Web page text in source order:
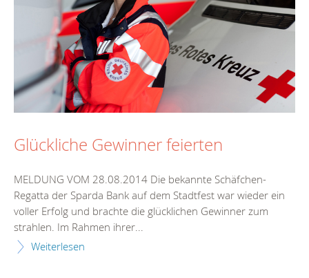
Glückliche Gewinner feierten
MELDUNG VOM 28.08.2014 Die bekannte Schäfchen-
Regatta der Sparda Bank auf dem Stadtfest war wieder ein
voller Erfolg und brachte die glücklichen Gewinner zum
strahlen. Im Rahmen ihrer...
Weiterlesen